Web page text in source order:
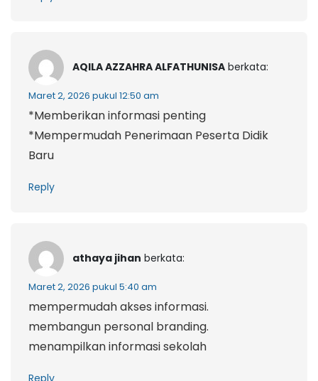
AQILA AZZAHRA ALFATHUNISA berkata:
Maret 2, 2026 pukul 12:50 am
*Memberikan informasi penting
*Mempermudah Penerimaan Peserta Didik
Baru
Reply
athaya jihan berkata:
Maret 2, 2026 pukul 5:40 am
mempermudah akses informasi.
membangun personal branding.
menampilkan informasi sekolah
Reply